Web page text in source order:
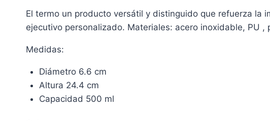
El termo un producto versátil y distinguido que refuerza la
ejecutivo personalizado. Materiales: acero inoxidable, PU ,
Medidas:
Diámetro 6.6 cm
Altura 24.4 cm
Capacidad 500 ml